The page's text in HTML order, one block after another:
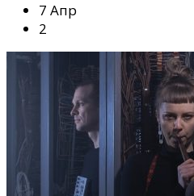
7 Апр
2